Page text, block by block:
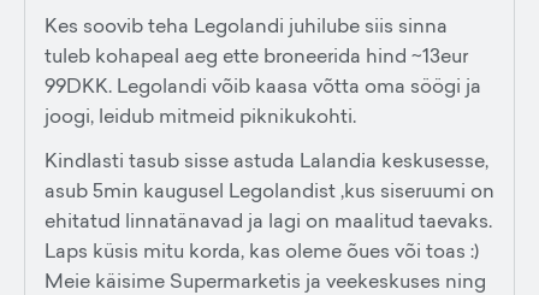
Kes soovib teha Legolandi juhilube siis sinna
tuleb kohapeal aeg ette broneerida hind ~13eur
99DKK. Legolandi võib kaasa võtta oma söögi ja
joogi, leidub mitmeid piknikukohti.
Kindlasti tasub sisse astuda Lalandia keskusesse,
asub 5min kaugusel Legolandist ,kus siseruumi on
ehitatud linnatänavad ja lagi on maalitud taevaks.
Laps küsis mitu korda, kas oleme õues või toas :)
Meie käisime Supermarketis ja veekeskuses ning